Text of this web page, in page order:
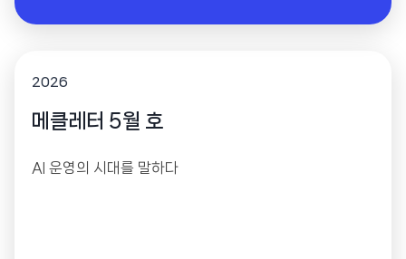
2026
메클레터 5월 호
AI 운영의 시대를 말하다